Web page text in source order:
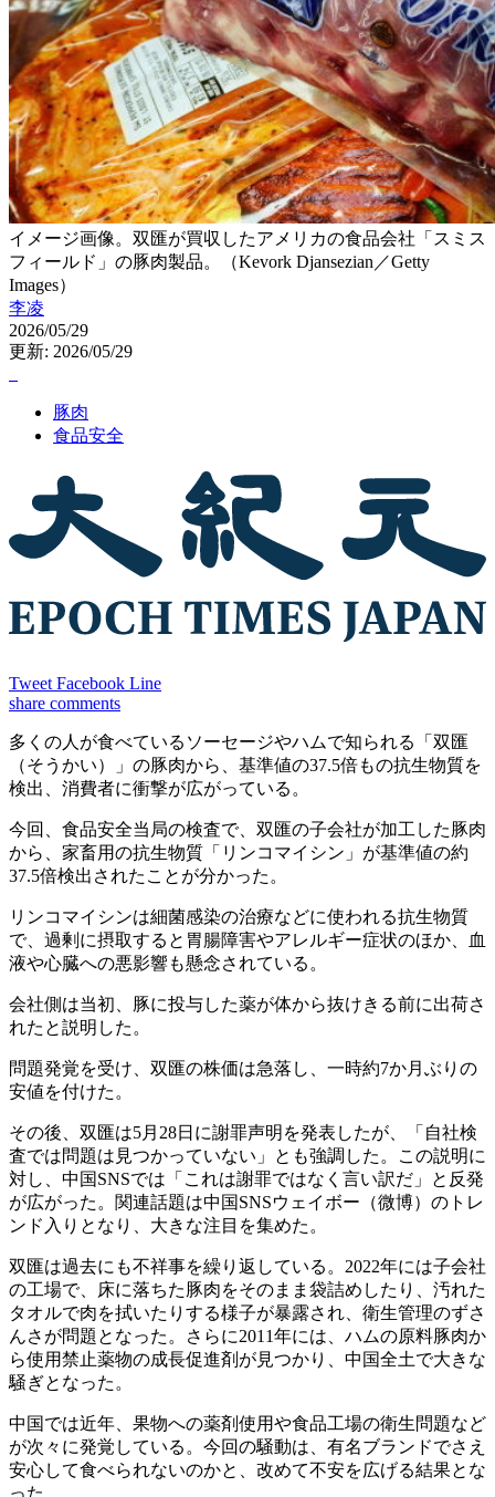
イメージ画像。双匯が買収したアメリカの食品会社「スミス
フィールド」の豚肉製品。（Kevork Djansezian／Getty
Images）
李凌
2026/05/29
更新: 2026/05/29
豚肉
食品安全
Tweet Facebook Line
share comments
多くの人が食べているソーセージやハムで知られる「双匯
（そうかい）」の豚肉から、基準値の37.5倍もの抗生物質を
検出、消費者に衝撃が広がっている。
今回、食品安全当局の検査で、双匯の子会社が加工した豚肉
から、家畜用の抗生物質「リンコマイシン」が基準値の約
37.5倍検出されたことが分かった。
リンコマイシンは細菌感染の治療などに使われる抗生物質
で、過剰に摂取すると胃腸障害やアレルギー症状のほか、血
液や心臓への悪影響も懸念されている。
会社側は当初、豚に投与した薬が体から抜けきる前に出荷さ
れたと説明した。
問題発覚を受け、双匯の株価は急落し、一時約7か月ぶりの
安値を付けた。
その後、双匯は5月28日に謝罪声明を発表したが、「自社検
査では問題は見つかっていない」とも強調した。この説明に
対し、中国SNSでは「これは謝罪ではなく言い訳だ」と反発
が広がった。関連話題は中国SNSウェイボー（微博）のトレ
ンド入りとなり、大きな注目を集めた。
双匯は過去にも不祥事を繰り返している。2022年には子会社
の工場で、床に落ちた豚肉をそのまま袋詰めしたり、汚れた
タオルで肉を拭いたりする様子が暴露され、衛生管理のずさ
んさが問題となった。さらに2011年には、ハムの原料豚肉か
ら使用禁止薬物の成長促進剤が見つかり、中国全土で大きな
騒ぎとなった。
中国では近年、果物への薬剤使用や食品工場の衛生問題など
が次々に発覚している。今回の騒動は、有名ブランドでさえ
安心して食べられないのかと、改めて不安を広げる結果とな